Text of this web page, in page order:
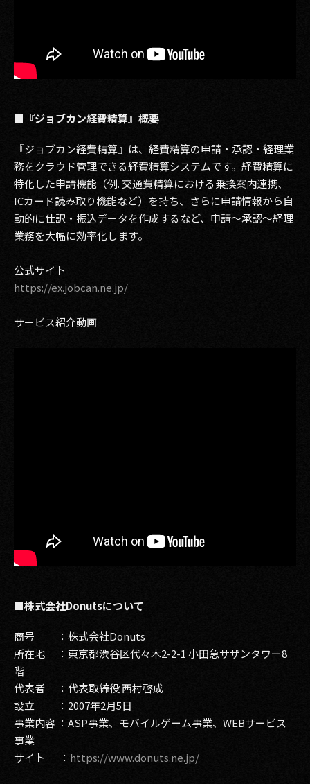
■『ジョブカン経費精算』概要
『ジョブカン経費精算』は、経費精算の申請・承認・経理業
務をクラウド管理できる経費精算システムです。経費精算に
特化した申請機能（例. 交通費精算における乗換案内連携、
ICカード読み取り機能など）を持ち、さらに申請情報から自
動的に仕訳・振込データを作成するなど、申請〜承認〜経理
業務を大幅に効率化します。
公式サイト
https://ex.jobcan.ne.jp/
サービス紹介動画
■株式会社Donutsについて
商号 ：株式会社Donuts
所在地 ：東京都渋谷区代々木2-2-1 小田急サザンタワー8
階
代表者 ：代表取締役 西村啓成
設立 ：2007年2月5日
事業内容 ：ASP事業、モバイルゲーム事業、WEBサービス
事業
サイト ： https://www.donuts.ne.jp/